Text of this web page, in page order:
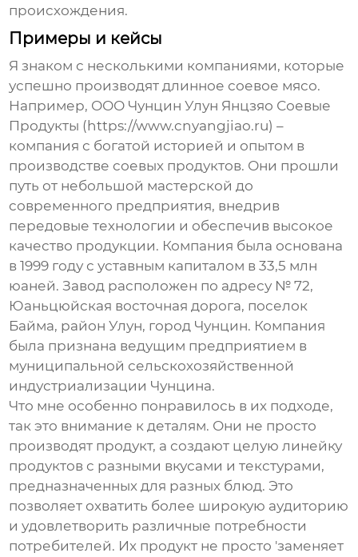
происхождения.
Примеры и кейсы
Я знаком с несколькими компаниями, которые
успешно производятдлинное соевое мясо.
Например, ООО Чунцин Улун Янцзяо Соевые
Продукты (https://www.cnyangjiao.ru) –
компания с богатой историей и опытом в
производстве соевых продуктов. Они прошли
путь от небольшой мастерской до
современного предприятия, внедрив
передовые технологии и обеспечив высокое
качество продукции. Компания была основана
в 1999 году с уставным капиталом в 33,5 млн
юаней. Завод расположен по адресу № 72,
Юаньцюйская восточная дорога, поселок
Байма, район Улун, город Чунцин. Компания
была признана ведущим предприятием в
муниципальной сельскохозяйственной
индустриализации Чунцина.
Что мне особенно понравилось в их подходе,
так это внимание к деталям. Они не просто
производят продукт, а создают целую линейку
продуктов с разными вкусами и текстурами,
предназначенных для разных блюд. Это
позволяет охватить более широкую аудиторию
и удовлетворить различные потребности
потребителей. Их продукт не просто 'заменяет